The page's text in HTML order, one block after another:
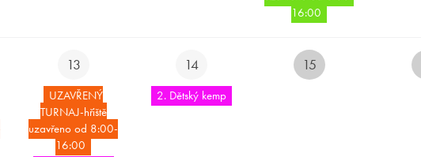
16:00
13
UZAVŘENÝ
TURNAJ-hřiště
uzavřeno od 8:00-
16:00
14
2. Dětský kemp
15